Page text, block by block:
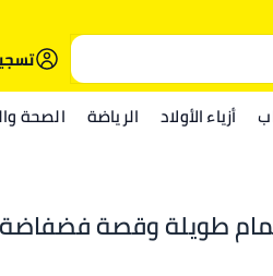
أزياء الأولاد الرياضة الصحة
طويلة وقصة